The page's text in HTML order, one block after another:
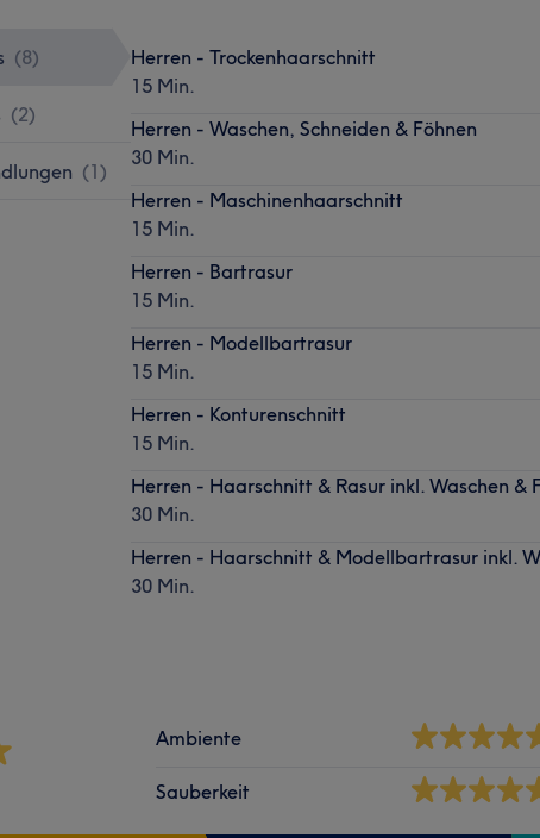
(8)
(2)
(1)
Herren - Trockenhaarschnitt
15 Min.
Herren - Waschen, Schneiden & Föhnen
30 Min.
Herren - Maschinenhaarschnitt
15 Min.
Herren - Bartrasur
15 Min.
Herren - Modellbartrasur
15 Min.
Herren - Konturenschnitt
15 Min.
Herren - Haarschnitt & Rasur inkl. Waschen &
30 Min.
Herren - Haarschnitt & Modellbartrasur inkl.
30 Min.
Ambiente
Sauberkeit